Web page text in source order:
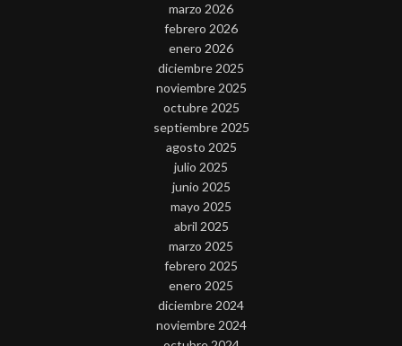
marzo 2026
febrero 2026
enero 2026
diciembre 2025
noviembre 2025
octubre 2025
septiembre 2025
agosto 2025
julio 2025
junio 2025
mayo 2025
abril 2025
marzo 2025
febrero 2025
enero 2025
diciembre 2024
noviembre 2024